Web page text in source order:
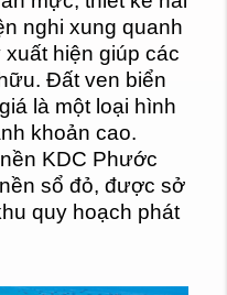
nghi xung quanh
hiện giúp các
Đất ven biển
là một loại hình
khoản cao.
KDC Phước
sổ đỏ, được sở
quy hoạch phát